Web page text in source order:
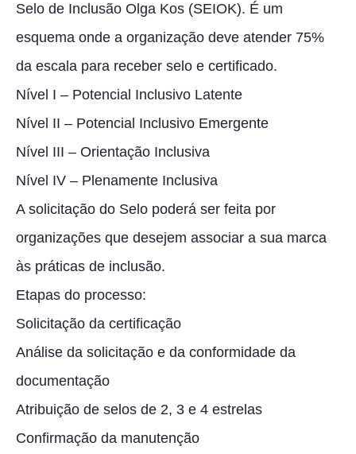
Selo de Inclusão Olga Kos (SEIOK). É um
esquema onde a organização deve atender 75%
da escala para receber selo e certificado.
Nível I – Potencial Inclusivo Latente
Nível II – Potencial Inclusivo Emergente
Nível III – Orientação Inclusiva
Nível IV – Plenamente Inclusiva
A solicitação do Selo poderá ser feita por
organizações que desejem associar a sua marca
às práticas de inclusão.
Etapas do processo:
Solicitação da certificação
Análise da solicitação e da conformidade da
documentação
Atribuição de selos de 2, 3 e 4 estrelas
Confirmação da manutenção